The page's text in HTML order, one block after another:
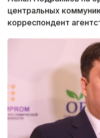
центральных
корреспондент